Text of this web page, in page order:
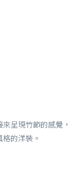
呈現竹節的感覺
的洋裝。